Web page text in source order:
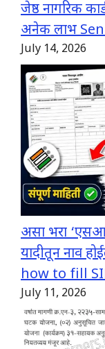
जेष्ठ नागरिक
अनेक लाभ
July 14, 2026
असा भरा
यादीतून नाव
how to fill
July 11, 2026